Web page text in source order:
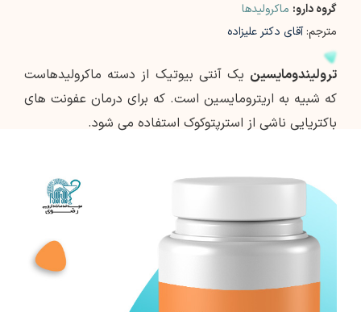
گروه دارو: ماکرولیدها
مترجم: آقای دکتر علیزاده
ترولیندومایسین یک آنتی بیوتیک از دسته ماکرولیدهاست
که شبیه به اریترومایسین است. که برای درمان عفونت های
باکتریایی ناشی از استرپتوکوک استفاده می شود.